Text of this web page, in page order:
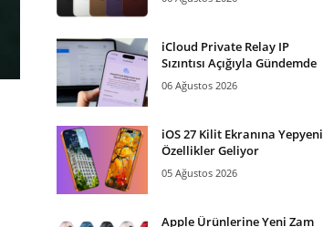
iCloud Private Relay IP
Sızıntısı Açığıyla Gündemde
06 Ağustos 2026
iOS 27 Kilit Ekranına Yepyeni
Özellikler Geliyor
05 Ağustos 2026
Apple Ürünlerine Yeni Zam